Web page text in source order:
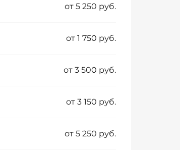
от 5 250 руб.
от 1 750 руб.
от 3 500 руб.
от 3 150 руб.
от 5 250 руб.